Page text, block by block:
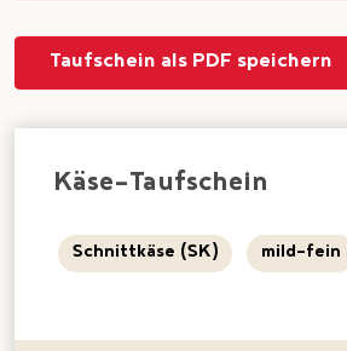
Taufschein als PDF speichern
Käse-Taufschein
Schnittkäse (SK) mild-fein